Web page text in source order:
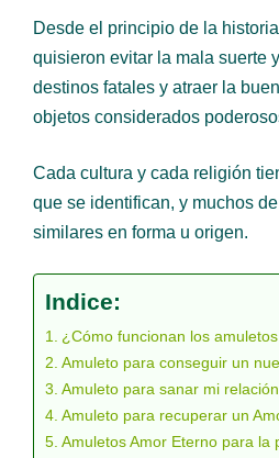
Desde el principio de la
quisieron evitar la mala suerte
destinos fatales y atraer la
objetos considerados
Cada cultura y cada religión
que se identifican, y muchos
similares en forma u origen.
Indice:
¿Cómo funcionan los
Amuleto para conseguir un
Amuleto para sanar mi relación
Amuleto para recuperar un
Amuletos Amor Eterno para la